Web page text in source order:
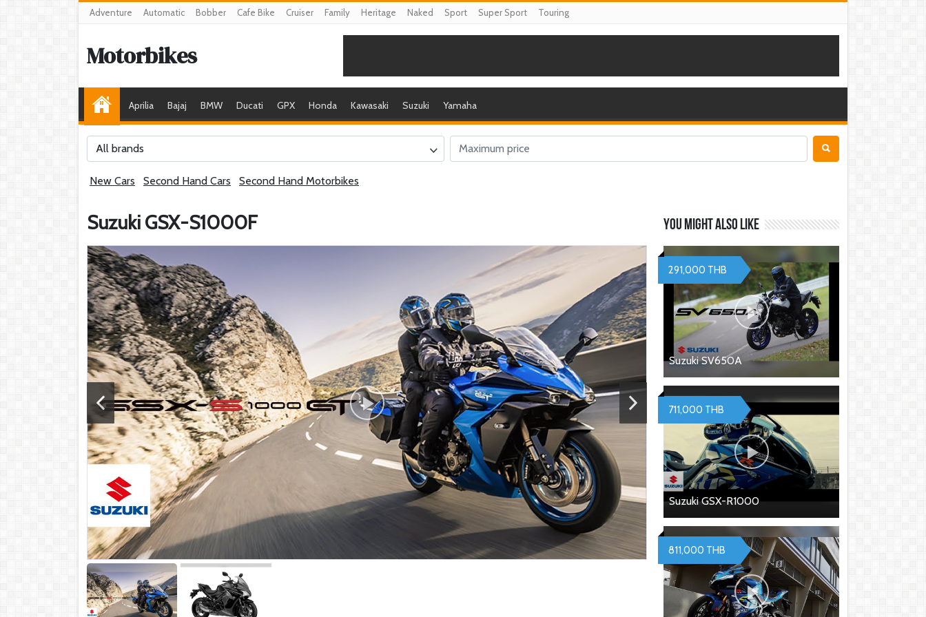
Adventure Automatic Bobber Cafe Bike Cruiser Family Heritage Naked Sport Super Sport Touring
Motorbikes
Aprilia Bajaj BMW Ducati GPX Honda Kawasaki Suzuki Yamaha
All brands
New Cars Second Hand Cars Second Hand Motorbikes
Suzuki GSX-S1000F You might also like
Suzuki SV650A
291,000 THB
Suzuki GSX-R1000
711,000 THB
811,000 THB